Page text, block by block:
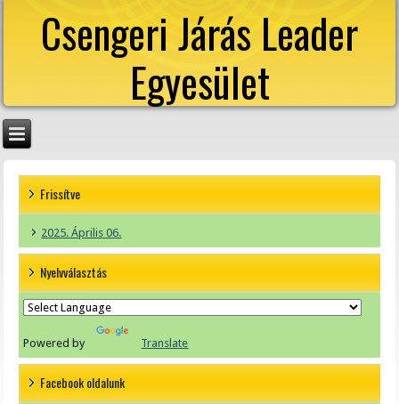
Csengeri Járás Leader
Egyesület
Frissítve
2025. Április 06.
Nyelvválasztás
Powered by Translate
Facebook oldalunk